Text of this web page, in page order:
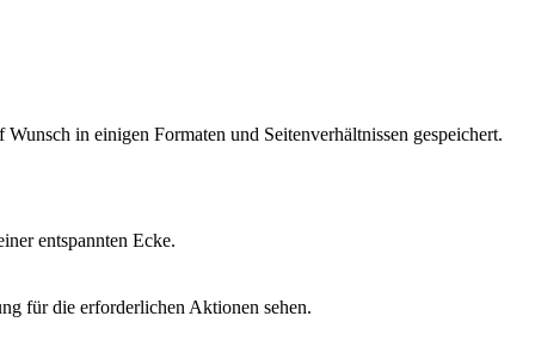
in einigen Formaten und Seitenverhältnissen gespeichert.
entspannten Ecke.
für die erforderlichen Aktionen sehen.